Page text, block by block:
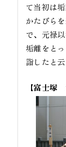
て当初は
かたびら
で、元禄
垢離をと
詣したと
【富士塚